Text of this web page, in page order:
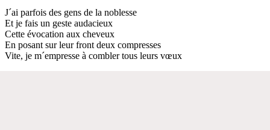
J´ai parfois des gens de la noblesse
Et je fais un geste audacieux
Cette évocation aux cheveux
En posant sur leur front deux compresses
Vite, je m´empresse à combler tous leurs vœux